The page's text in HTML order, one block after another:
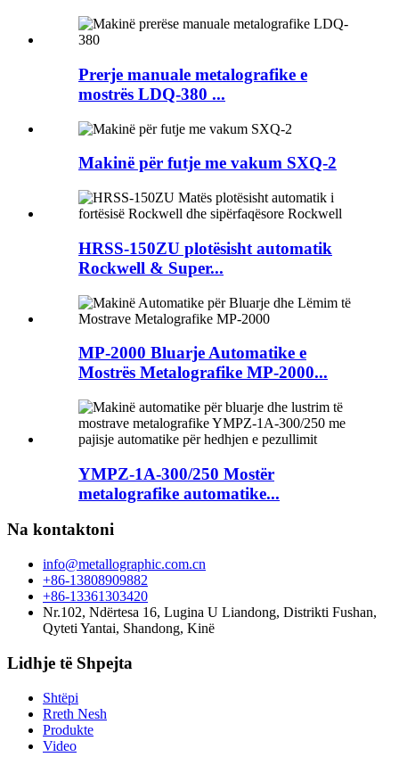
Prerje manuale metalografike e
mostrës LDQ-380 ...
Makinë për futje me vakum SXQ-2
HRSS-150ZU plotësisht automatik
Rockwell & Super...
MP-2000 Bluarje Automatike e
Mostrës Metalografike MP-2000...
YMPZ-1A-300/250 Mostër
metalografike automatike...
Na kontaktoni
info@metallographic.com.cn
+86-13808909882
+86-13361303420
Nr.102, Ndërtesa 16, Lugina U Liandong, Distrikti Fushan,
Qyteti Yantai, Shandong, Kinë
Lidhje të Shpejta
Shtëpi
Rreth Nesh
Produkte
Video